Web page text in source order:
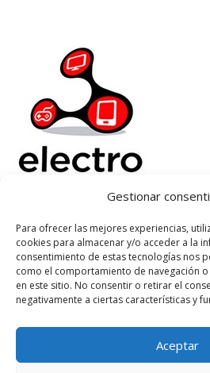
Gestionar
Para ofrecer las mejores experiencias,
cookies para almacenar y/o acceder a la
consentimiento de estas tecnologías nos
como el comportamiento de navegación
en este sitio. No consentir o retirar el
negativamente a ciertas características y
Aceptar
Electrorenover
Ayuda
Legal
Suscribete